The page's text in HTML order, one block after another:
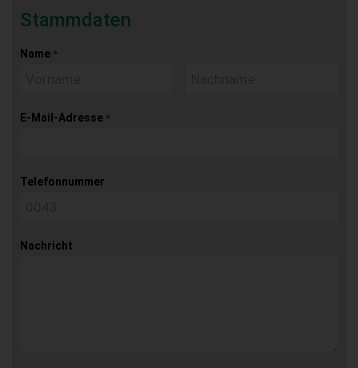
Stammdaten
Name *
E-Mail-Adresse *
Telefonnummer
Nachricht